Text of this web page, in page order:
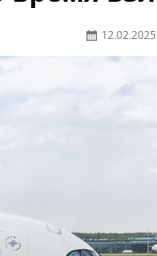
12.02.2025